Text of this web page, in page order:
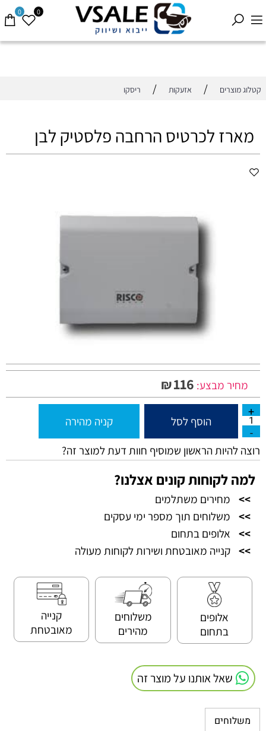
0 0
קטלוג מוצרים / אזעקות / ריסקו
מארז לכרטיס הרחבה פלסטיק לבן
מחיר מבצע: ₪116
הוסף לסל קניה מהירה
רוצה להיות הראשון שמוסיף חוות דעת למוצר זה?
למה לקוחות קונים אצלנו?
>>
מחירים משתלמים
>>
משלוחים תוך מספר ימי עסקים
>>
אלופים בתחום
>> קנייה מאובטחת ושירות לקוחות מעולה
אלופים
בתחום
משלוחים
מהירים
קנייה
מאובטחת
שאל אותנו על מוצר זה
משלוחים